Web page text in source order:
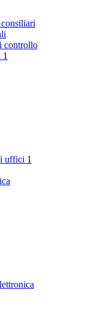
controllo
1
uffici 1